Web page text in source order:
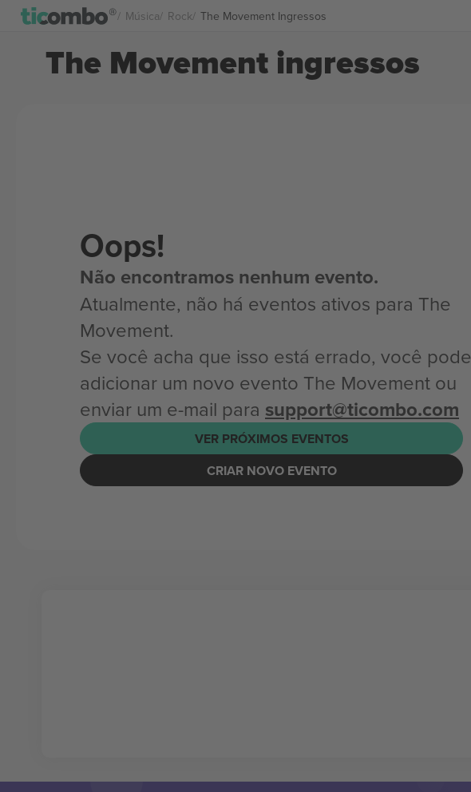
Música Rock The Movement Ingressos
The Movement ingressos
Oops!
Não encontramos nenhum evento.
Atualmente, não há eventos ativos para The
Movement.
Se você acha que isso está errado, você pode
adicionar um novo evento The Movement ou
enviar um e-mail para support@ticombo.com
VER PRÓXIMOS EVENTOS
CRIAR NOVO EVENTO